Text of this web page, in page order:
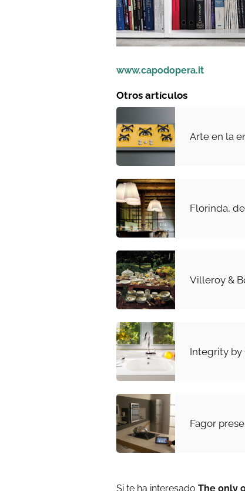
www.capodopera.it
Otros artículos
Arte en la
Florinda,
Villeroy &
Integrity by
Fagor
Si te ha interesado The only